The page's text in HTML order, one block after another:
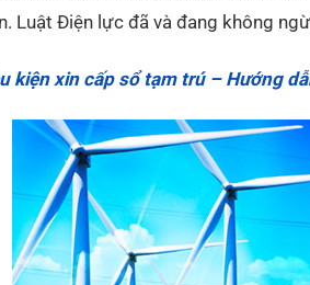
Luật Điện lực đã và đang không
kiện xin cấp sổ tạm trú – Hướng